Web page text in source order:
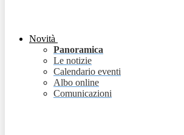
Novità
Panoramica
Le notizie
Calendario eventi
Albo online
Comunicazioni